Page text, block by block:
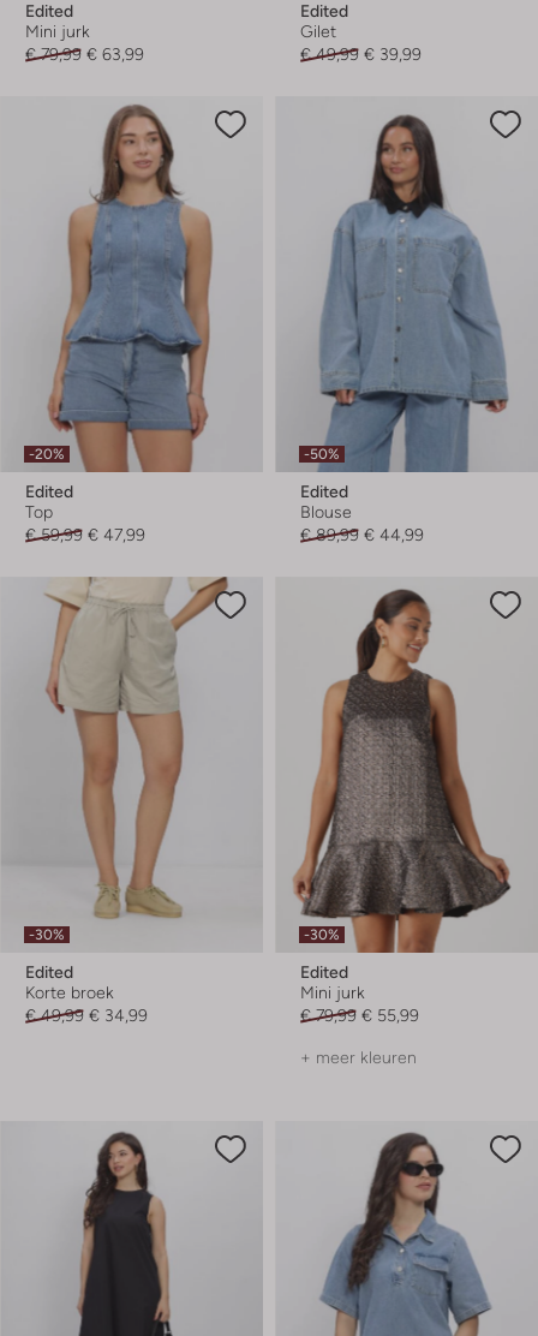
Edited
Mini jurk
€ 79,99 € 63,99
Edited
Gilet
€ 49,99 € 39,99
-20%
Edited
Top
€ 59,99 € 47,99
-50%
Edited
Blouse
€ 89,99 € 44,99
-30%
Edited
Korte broek
€ 49,99 € 34,99
-30%
Edited
Mini jurk
€ 79,99 € 55,99
+ meer kleuren